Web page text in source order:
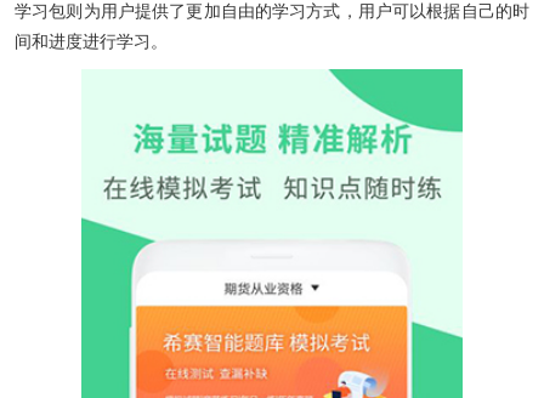
学习包则为用户提供了更加自由的学习方式，用户可以根据自己的时
间和进度进行学习。